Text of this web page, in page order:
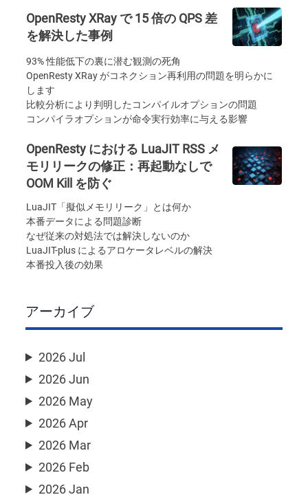
OpenResty XRay で 15 倍の QPS 差
を解決した事例
93% 性能低下の裏に潜む観測の死角
OpenResty XRay がコネクション再利用の問題を明らかに
します
比較分析により判明したコンパイルオプションの問題
コンパイラオプションが命令実行効率に与える影響
OpenResty における LuaJIT RSS メ
モリリークの修正：再起動なしで
OOM Kill を防ぐ
LuaJIT「擬似メモリリーク」とは何か
本番データによる問題診断
なぜ従来の対処法では解決しないのか
LuaJIT-plus によるアロケータレベルの解決
本番投入後の効果
アーカイブ
2026 Jul
2026 Jun
2026 May
2026 Apr
2026 Mar
2026 Feb
2026 Jan